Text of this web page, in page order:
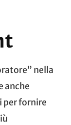
nella
anche
per fornire